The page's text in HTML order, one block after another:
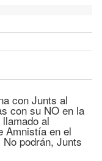
con Junts al
con su NO en la
al
Amnistía en el
podrán, Junts